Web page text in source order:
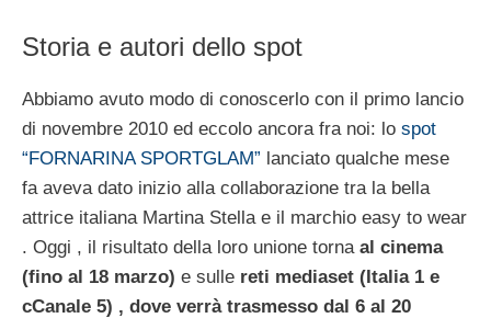
Storia e autori dello spot
Abbiamo avuto modo di conoscerlo con il primo lancio
di novembre 2010 ed eccolo ancora fra noi: lo spot
“FORNARINA SPORTGLAM” lanciato qualche mese
fa aveva dato inizio alla collaborazione tra la bella
attrice italiana Martina Stella e il marchio easy to wear
. Oggi , il risultato della loro unione torna al cinema
(fino al 18 marzo) e sulle reti mediaset (Italia 1 e
cCanale 5) , dove verrà trasmesso dal 6 al 20